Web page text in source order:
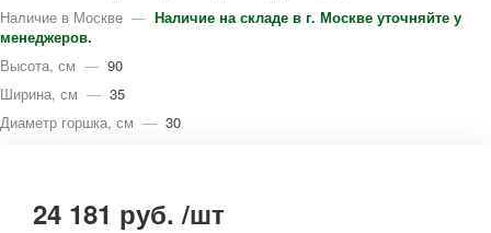
Наличие в Москве — Наличие на складе в г. Москве уточняйте у
менеджеров.
Высота, см — 90
Ширина, см — 35
Диаметр горшка, см — 30
24 181 руб. /шт